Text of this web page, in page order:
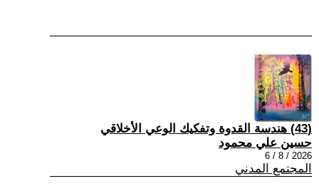
(43) هندسة القدوة وتفكيك الوعي الأخلاقي
حسين علي محمود
2026 / 8 / 6
المجتمع المدني